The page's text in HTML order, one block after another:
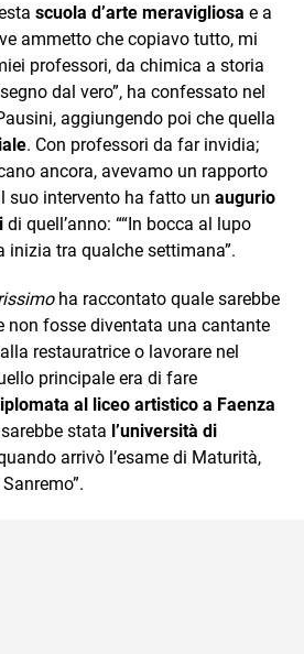
scuola d’arte meravigliosa e a
ammetto che copiavo tutto, mi
professori, da chimica a storia
dal vero”, ha confessato nel
aggiungendo poi che quella
. Con professori da far invidia;
ancora, avevamo un rapporto
suo intervento ha fatto un augurio
di quell’anno: ““In bocca al lupo
inizia tra qualche settimana”.
ha raccontato quale sarebbe
non fosse diventata una cantante
restauratrice o lavorare nel
principale era di fare
al liceo artistico a Faenza
stata l’università di
arrivò l’esame di Maturità,